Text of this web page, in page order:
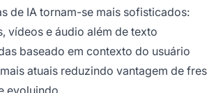
de IA tornam-se mais sofisticados:
vídeos e áudio além de texto
baseado em contexto do usuário
atuais reduzindo vantagem de
evoluindo